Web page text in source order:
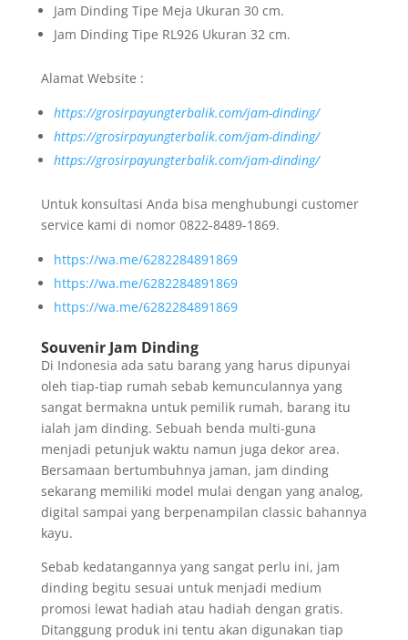
Jam Dinding Tipe Meja Ukuran 30 cm.
Jam Dinding Tipe RL926 Ukuran 32 cm.
Alamat Website :
https://grosirpayungterbalik.com/jam-dinding/
https://grosirpayungterbalik.com/jam-dinding/
https://grosirpayungterbalik.com/jam-dinding/
Untuk konsultasi Anda bisa menghubungi customer
service kami di nomor 0822-8489-1869.
https://wa.me/6282284891869
https://wa.me/6282284891869
https://wa.me/6282284891869
Souvenir Jam Dinding
Di Indonesia ada satu barang yang harus dipunyai
oleh tiap-tiap rumah sebab kemunculannya yang
sangat bermakna untuk pemilik rumah, barang itu
ialah jam dinding. Sebuah benda multi-guna
menjadi petunjuk waktu namun juga dekor area.
Bersamaan bertumbuhnya jaman, jam dinding
sekarang memiliki model mulai dengan yang analog,
digital sampai yang berpenampilan classic bahannya
kayu.
Sebab kedatangannya yang sangat perlu ini, jam
dinding begitu sesuai untuk menjadi medium
promosi lewat hadiah atau hadiah dengan gratis.
Ditanggung produk ini tentu akan digunakan tiap